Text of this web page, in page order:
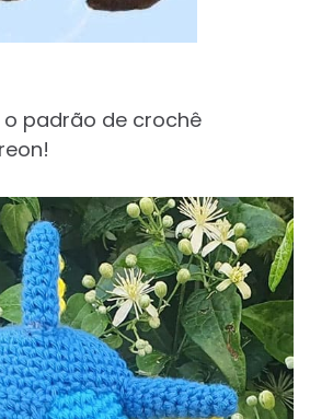
padrão de crochê